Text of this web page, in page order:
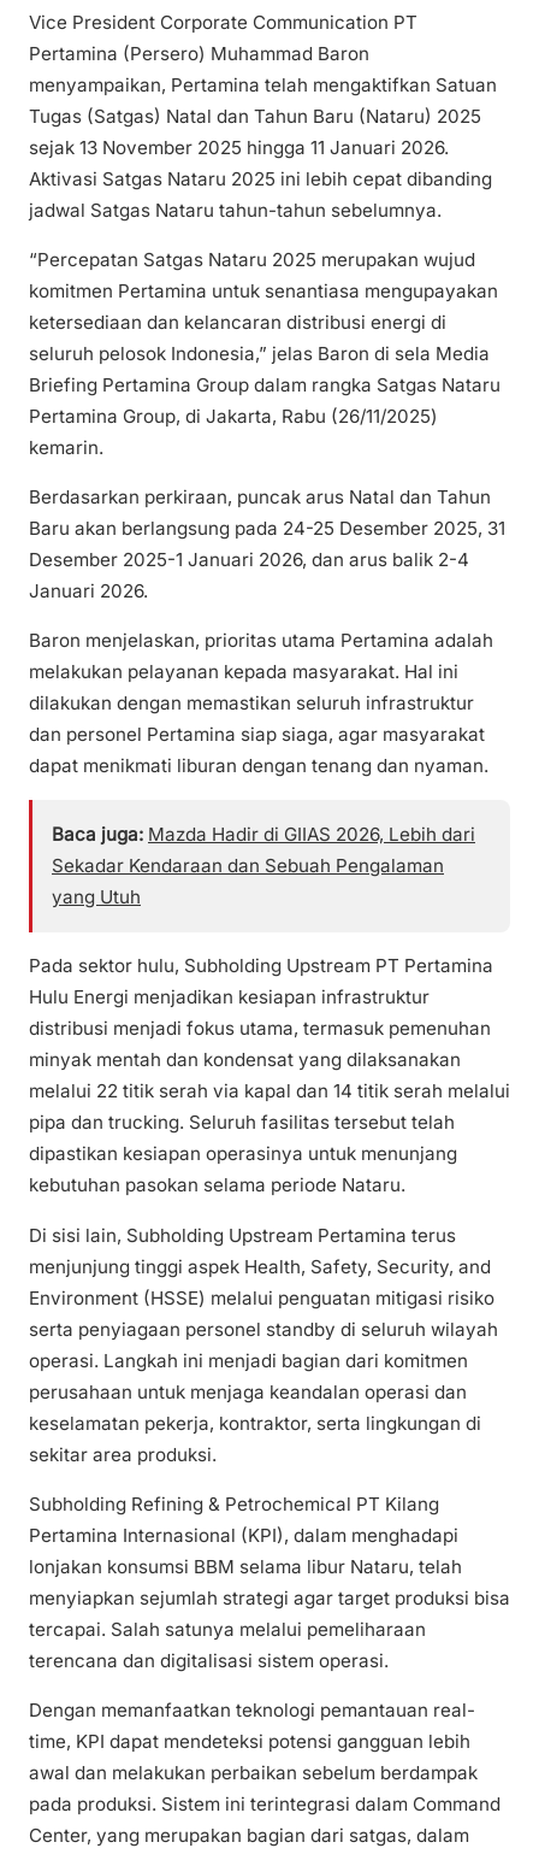
Vice President Corporate Communication PT
Pertamina (Persero) Muhammad Baron
menyampaikan, Pertamina telah mengaktifkan Satuan
Tugas (Satgas) Natal dan Tahun Baru (Nataru) 2025
sejak 13 November 2025 hingga 11 Januari 2026.
Aktivasi Satgas Nataru 2025 ini lebih cepat dibanding
jadwal Satgas Nataru tahun-tahun sebelumnya.
“Percepatan Satgas Nataru 2025 merupakan wujud
komitmen Pertamina untuk senantiasa mengupayakan
ketersediaan dan kelancaran distribusi energi di
seluruh pelosok Indonesia,” jelas Baron di sela Media
Briefing Pertamina Group dalam rangka Satgas Nataru
Pertamina Group, di Jakarta, Rabu (26/11/2025)
kemarin.
Berdasarkan perkiraan, puncak arus Natal dan Tahun
Baru akan berlangsung pada 24-25 Desember 2025, 31
Desember 2025-1 Januari 2026, dan arus balik 2-4
Januari 2026.
Baron menjelaskan, prioritas utama Pertamina adalah
melakukan pelayanan kepada masyarakat. Hal ini
dilakukan dengan memastikan seluruh infrastruktur
dan personel Pertamina siap siaga, agar masyarakat
dapat menikmati liburan dengan tenang dan nyaman.
Baca juga: Mazda Hadir di GIIAS 2026, Lebih dari
Sekadar Kendaraan dan Sebuah Pengalaman
yang Utuh
Pada sektor hulu, Subholding Upstream PT Pertamina
Hulu Energi menjadikan kesiapan infrastruktur
distribusi menjadi fokus utama, termasuk pemenuhan
minyak mentah dan kondensat yang dilaksanakan
melalui 22 titik serah via kapal dan 14 titik serah melalui
pipa dan trucking. Seluruh fasilitas tersebut telah
dipastikan kesiapan operasinya untuk menunjang
kebutuhan pasokan selama periode Nataru.
Di sisi lain, Subholding Upstream Pertamina terus
menjunjung tinggi aspek Health, Safety, Security, and
Environment (HSSE) melalui penguatan mitigasi risiko
serta penyiagaan personel standby di seluruh wilayah
operasi. Langkah ini menjadi bagian dari komitmen
perusahaan untuk menjaga keandalan operasi dan
keselamatan pekerja, kontraktor, serta lingkungan di
sekitar area produksi.
Subholding Refining & Petrochemical PT Kilang
Pertamina Internasional (KPI), dalam menghadapi
lonjakan konsumsi BBM selama libur Nataru, telah
menyiapkan sejumlah strategi agar target produksi bisa
tercapai. Salah satunya melalui pemeliharaan
terencana dan digitalisasi sistem operasi.
Dengan memanfaatkan teknologi pemantauan real-
time, KPI dapat mendeteksi potensi gangguan lebih
awal dan melakukan perbaikan sebelum berdampak
pada produksi. Sistem ini terintegrasi dalam Command
Center, yang merupakan bagian dari satgas, dalam